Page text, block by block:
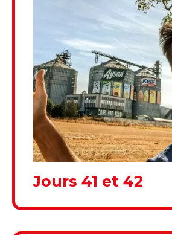
Jours 41 et 42